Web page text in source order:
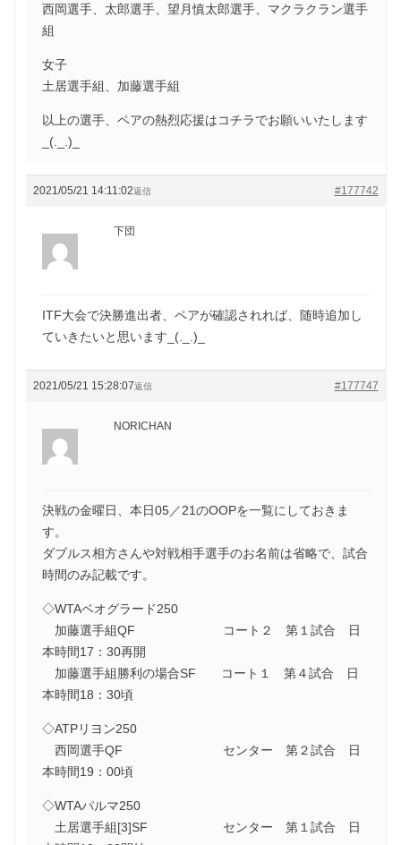
西岡選手、太郎選手、望月慎太郎選手、マクラクラン選手
組
女子
土居選手組、加藤選手組
以上の選手、ペアの熱烈応援はコチラでお願いいたします
_(._.)_
2021/05/21 14:11:02 #177742
返信
下団
ITF大会で決勝進出者、ペアが確認されれば、随時追加し
ていきたいと思います_(._.)_
2021/05/21 15:28:07 #177747
返信
NORICHAN
決戦の金曜日、本日05／21のOOPを一覧にしておきま
す。
ダブルス相方さんや対戦相手選手のお名前は省略で、試合
時間のみ記載です。
◇WTAベオグラード250
加藤選手組QF コート２ 第１試合 日
本時間17：30再開
加藤選手組勝利の場合SF コート１ 第４試合 日
本時間18：30頃
◇ATPリヨン250
西岡選手QF センター 第２試合 日
本時間19：00頃
◇WTAパルマ250
土居選手組[3]SF センター 第１試合 日